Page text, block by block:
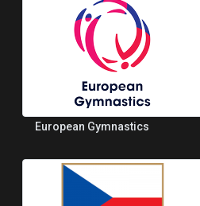
European Gymnastics